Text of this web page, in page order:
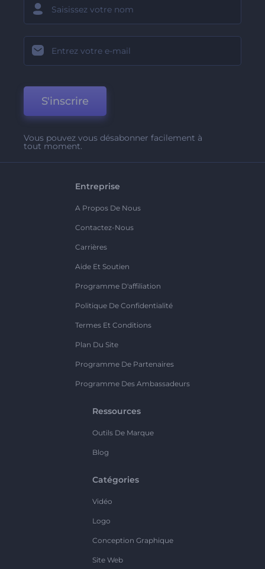
S'inscrire
Vous pouvez vous désabonner facilement à
tout moment.
Entreprise
A Propos De Nous
Contactez-Nous
Carrières
Aide Et Soutien
Programme D'affiliation
Politique De Confidentialité
Termes Et Conditions
Plan Du Site
Programme De Partenaires
Programme Des Ambassadeurs
Ressources
Outils De Marque
Blog
Catégories
Vidéo
Logo
Conception Graphique
Site Web